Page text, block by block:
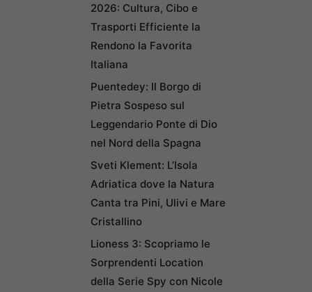
2026: Cultura, Cibo e
Trasporti Efficiente la
Rendono la Favorita
Italiana
Puentedey: Il Borgo di
Pietra Sospeso sul
Leggendario Ponte di Dio
nel Nord della Spagna
Sveti Klement: L’Isola
Adriatica dove la Natura
Canta tra Pini, Ulivi e Mare
Cristallino
Lioness 3: Scopriamo le
Sorprendenti Location
della Serie Spy con Nicole